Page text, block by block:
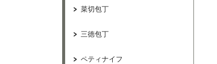
菜切包丁
三徳包丁
ペティナイフ